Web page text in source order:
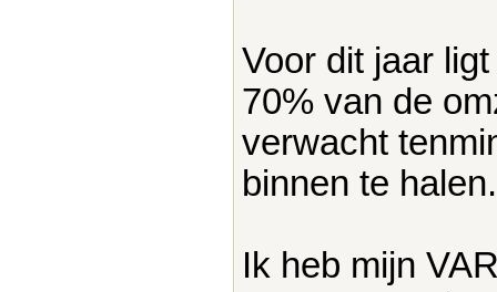
Voor dit jaar
70% van de
verwacht
binnen te halen.
Ik heb mijn